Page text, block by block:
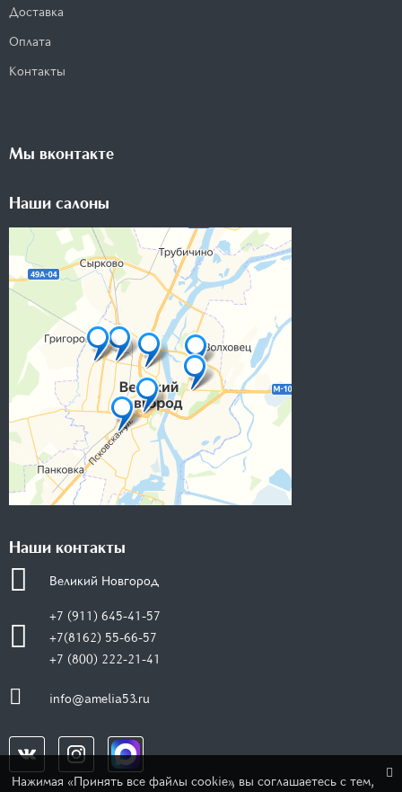
Доставка
Оплата
Контакты
Мы вконтакте
Наши салоны
Наши контакты
Великий Новгород
+7 (911) 645-41-57
+7(8162) 55-66-57
+7 (800) 222-21-41
info@amelia53.ru
Нажимая «Принять все файлы cookie», вы соглашаетесь с тем,